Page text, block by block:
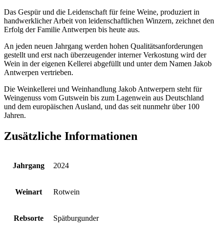
Das Gespür und die Leidenschaft für feine Weine, produziert in
handwerklicher Arbeit von leidenschaftlichen Winzern, zeichnet den
Erfolg der Familie Antwerpen bis heute aus.
An jeden neuen Jahrgang werden hohen Qualitätsanforderungen
gestellt und erst nach überzeugender interner Verkostung wird der
Wein in der eigenen Kellerei abgefüllt und unter dem Namen Jakob
Antwerpen vertrieben.
Die Weinkellerei und Weinhandlung Jakob Antwerpern steht für
Weingenuss vom Gutswein bis zum Lagenwein aus Deutschland
und dem europäischen Ausland, und das seit nunmehr über 100
Jahren.
Zusätzliche Informationen
Jahrgang 2024
Weinart Rotwein
Rebsorte Spätburgunder